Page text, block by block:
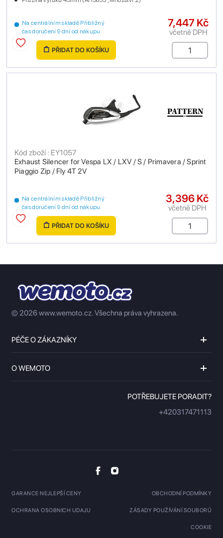
Na centrálním skladě Přibližný
čas doručení 9 dní od nákupu
7,447 Kč
včetně DPH
PŘIDAT DO KOŠÍKU
Exhaust Silencer for Vespa LX / LXV / S / Primavera / Sprint
Piaggio Zip / Fly 4T 2V
Kód zboží : EY1057
Na centrálním skladě Přibližný
čas doručení 9 dní od nákupu
3,396 Kč
včetně DPH
PŘIDAT DO KOŠÍKU
© 2026 www.wemoto.cz.Všechna práva vyhrazena.
PÉČE O ZÁKAZNÍKY
O WEMOTO
POTŘEBUJETE PORADIT?
+420317471113
GARANCE NEJLEPŠÍ CENY OBCHODNÍ PODMÍNKY
OCHRANA OSOBNICH UDAJU ZÁSADY POUŽÍVÁNÍ SOUBORŮ
COOKIE